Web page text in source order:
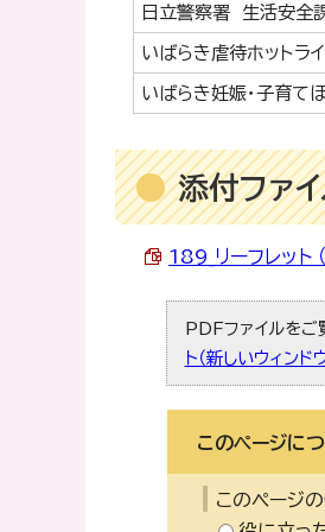
日立警察署 生活安全
いばらき虐待ホットラ
いばらき妊娠・子育て
添付ファ
189_リーフレット
PDFファイルをご
ト（新しいウィンド
このページに
このページ